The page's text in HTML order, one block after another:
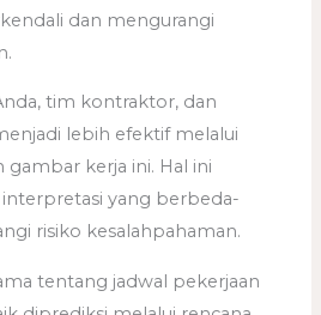
dan mengurangi
tim kontraktor, dan
lebih efektif melalui
gambar kerja ini. Hal ini
yang berbeda-
risiko kesalahpahaman.
tentang jadwal pekerjaan